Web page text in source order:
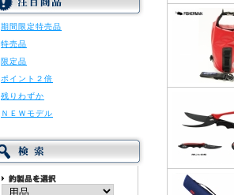
期間限定特売品
特売品
限定品
ポイント２倍
残りわずか
ＮＥＷモデル